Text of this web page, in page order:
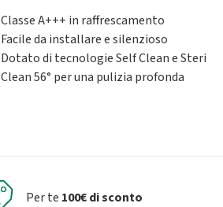
Classe A+++ in raffrescamento
Facile da installare e silenzioso
Dotato di tecnologie Self Clean e Steri
Clean 56° per una pulizia profonda
Per te 100€ di sconto